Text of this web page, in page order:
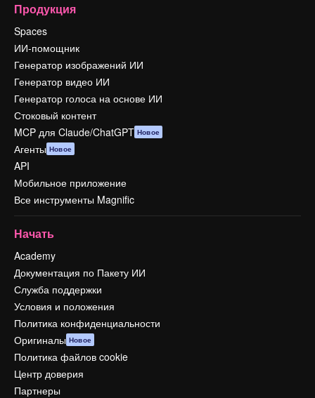
Продукция
Spaces
ИИ-помощник
Генератор изображений ИИ
Генератор видео ИИ
Генератор голоса на основе ИИ
Стоковый контент
MCP для Claude/ChatGPT Новое
Агенты Новое
API
Мобильное приложение
Все инструменты Magnific
Начать
Academy
Документация по Пакету ИИ
Служба поддержки
Условия и положения
Политика конфиденциальности
Оригиналы Новое
Политика файлов cookie
Центр доверия
Партнеры